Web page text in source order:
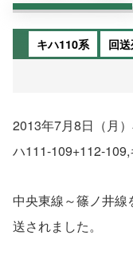
キハ110系 回
2013年7月8日（月
ハ111-109+112-
中央東線～篠ノ井
送されました。